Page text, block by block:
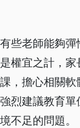
些老師能夠彈
權宜之計，家
，擔心相關軟
烈建議教育單
不足的問題。